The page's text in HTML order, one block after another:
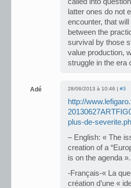
latter ones do not
encounter, that
between the
survival by those
value production,
struggle in the era
Adé 28/06/2013 à 10:46 | #3
http://
plus-de-
– English: « The
creation of a
is on the agenda ».
-Français-« La
création d’une «